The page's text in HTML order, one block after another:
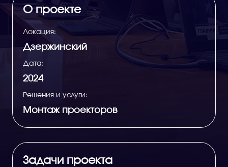
О проекте
Локация:
Дзержинский
Дата:
2024
Решения и услуги:
Монтаж проекторов
Задачи проекта